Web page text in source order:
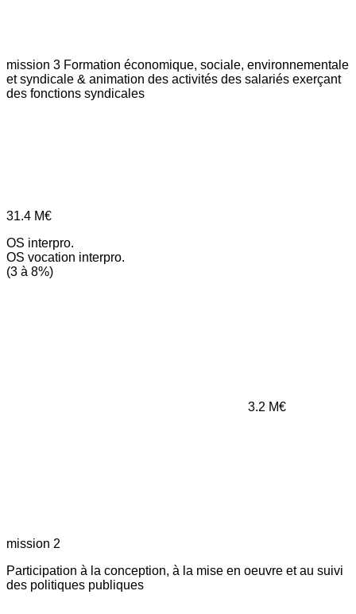
mission 3 Formation économique, sociale, environnementale
et syndicale & animation des activités des salariés exerçant
des fonctions syndicales
31.4 M€
OS interpro.
OS vocation interpro.
(3 à 8%)
3.2 M€
mission 2
Participation à la conception, à la mise en oeuvre et au suivi
des politiques publiques